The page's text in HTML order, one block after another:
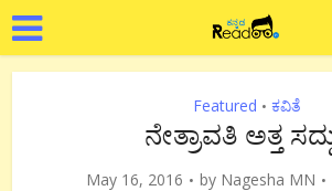
Featured • ಕವಿತೆ
ನೇತ್ರಾವತಿ ಅತ್ತ
May 16, 2016 by Nagesha MN